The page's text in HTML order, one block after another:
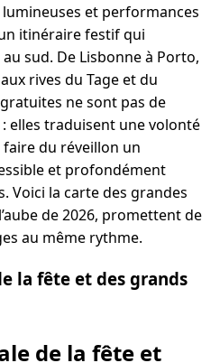
et performances
itinéraire festif qui
sud. De Lisbonne à Porto,
rives du Tage et du
ne sont pas de
elles traduisent une volonté
du réveillon un
et profondément
Voici la carte des grandes
de 2026, promettent de
au même rythme.
la fête et des grands
de la fête et